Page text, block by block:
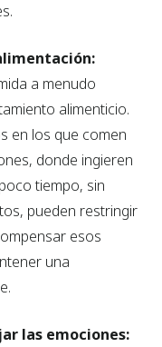
a menudo
alimenticio.
en los que comen
donde ingieren
tiempo, sin
pueden restringir
esos
una
las emociones: